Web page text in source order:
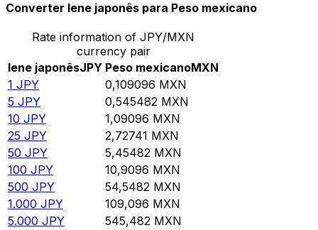
Converter Iene japonês para Peso mexicano
Rate information of JPY/MXN
currency pair
Iene japonêsJPY Peso mexicanoMXN
1 JPY 0,109096 MXN
5 JPY 0,545482 MXN
10 JPY 1,09096 MXN
25 JPY 2,72741 MXN
50 JPY 5,45482 MXN
100 JPY 10,9096 MXN
500 JPY 54,5482 MXN
1.000 JPY 109,096 MXN
5.000 JPY 545,482 MXN